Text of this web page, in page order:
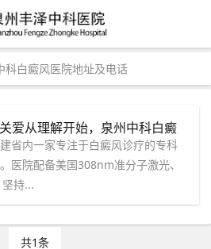
科白癜风医院地址及电话
爱从理解开始，泉州中科白癜
让皮肤重焕健康光彩！
省内一家专注于白癜风诊疗的专科
医院配备美国308nm准分子激光、
持...
共1条